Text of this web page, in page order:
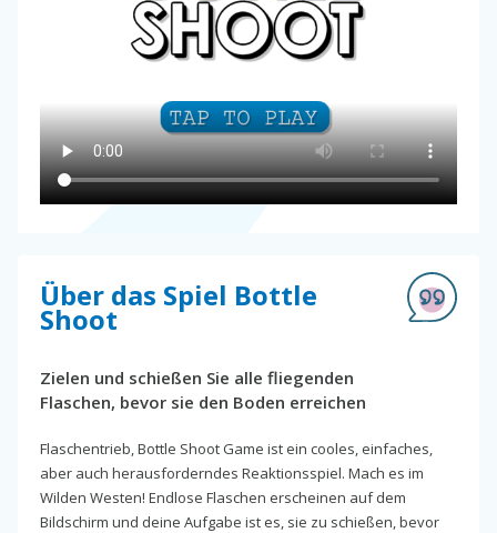
Über das Spiel Bottle
Shoot
Zielen und schießen Sie alle fliegenden
Flaschen, bevor sie den Boden erreichen
Flaschentrieb, Bottle Shoot Game ist ein cooles, einfaches,
aber auch herausforderndes Reaktionsspiel. Mach es im
Wilden Westen! Endlose Flaschen erscheinen auf dem
Bildschirm und deine Aufgabe ist es, sie zu schießen, bevor